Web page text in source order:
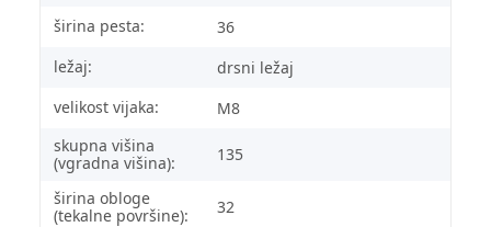
širina pesta:
36
ležaj:
drsni ležaj
velikost vijaka:
M8
skupna višina
(vgradna višina):
135
širina obloge
(tekalne površine):
32